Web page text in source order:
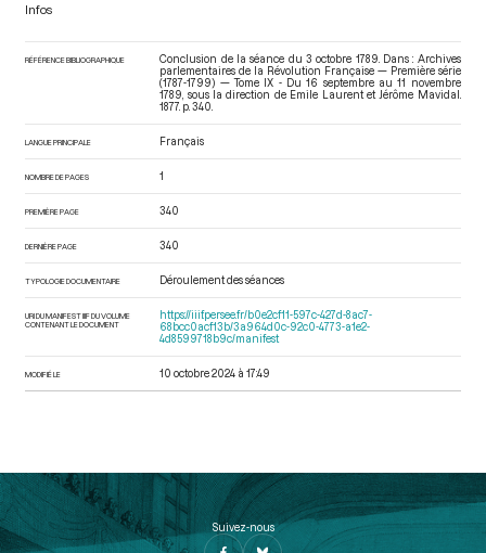
Infos
RÉFÉRENCE BIBLIOGRAPHIQUE
Conclusion de la séance du 3 octobre 1789. Dans : Archives
parlementaires de la Révolution Française — Première série
(1787-1799) — Tome IX - Du 16 septembre au 11 novembre
1789 , sous la direction de Emile Laurent et Jérôme Mavidal.
1877. p. 340.
LANGUE PRINCIPALE Français
NOMBRE DE PAGES 1
PREMIÈRE PAGE 340
DERNIÈRE PAGE 340
TYPOLOGIE DOCUMENTAIRE Déroulement des séances
URI DU MANIFEST IIIF DU VOLUME
CONTENANT LE DOCUMENT
https://iiif.persee.fr/b0e2cf11-597c-427d-8ac7-
68bcc0acf13b/3a964d0c-92c0-4773-a1e2-
4d8599718b9c/manifest
MODIFIÉ LE 10 octobre 2024 à 17:49
Suivez-nous